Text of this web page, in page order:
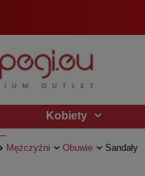
Kobiety
Mężczyźni Obuwie Sandały